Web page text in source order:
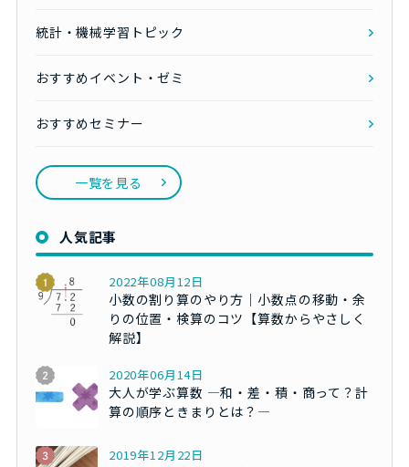
統計・機械学習トピック
おすすめイベント・ゼミ
おすすめセミナー
一覧を見る
人気記事
2022年08月12日
小数の割り算のやり方｜小数点の移動・余
りの位置・検算のコツ【算数からやさしく
解説】
2020年06月14日
大人が学ぶ算数 ―和・差・積・商って？計
算の順序ときまりとは？―
2019年12月22日